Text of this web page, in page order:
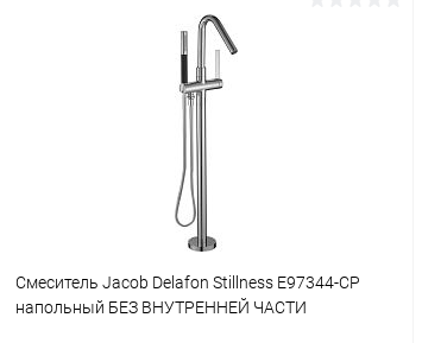
Смеситель Jacob Delafon Stillness E97344-CP
напольный БЕЗ ВНУТРЕННЕЙ ЧАСТИ